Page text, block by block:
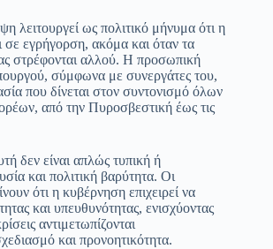
λειτουργεί ως πολιτικό μήνυμα ότι η
σε εγρήγορση, ακόμα και όταν τα
στρέφονται αλλού. Η προσωπική
σύμφωνα με συνεργάτες του,
που δίνεται στον συντονισμό όλων
από την Πυροσβεστική έως τις
δεν είναι απλώς τυπική ή
και πολιτική βαρύτητα. Οι
ότι η κυβέρνηση επιχειρεί να
και υπευθυνότητας, ενισχύοντας
αντιμετωπίζονται
και προνοητικότητα.